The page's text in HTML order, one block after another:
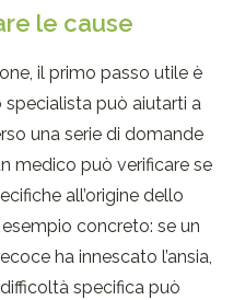
le cause
il primo passo utile è
specialista può aiutarti a
una serie di domande
medico può verificare se
all’origine dello
concreto: se un
ha innescato l’ansia,
specifica può